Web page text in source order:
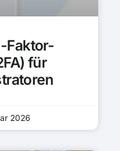
Faktor-
für
2026